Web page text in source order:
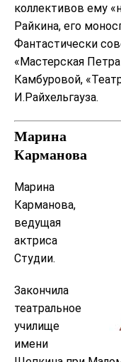
коллективов ему
Райкина, его
Фантастически
«Мастерская
Камбуровой,
И.Райхельгауза.
Марина
Карманова
Марина
Карманова,
ведущая
актриса
Студии.
Закончила
театральное
училище
имени